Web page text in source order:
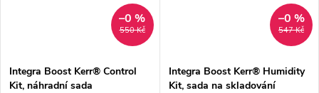
550 Kč
–0 %
Integra Boost Kerr® Control
Kit, náhradní sada
547 Kč
–0 %
Integra Boost Kerr® Humidity
Kit, sada na skladování